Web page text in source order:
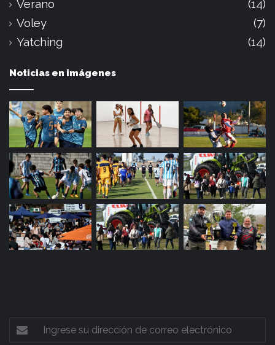
Verano
(14)
Voley
(7)
Yatching
(14)
Noticias en imágenes
Ingrese
su